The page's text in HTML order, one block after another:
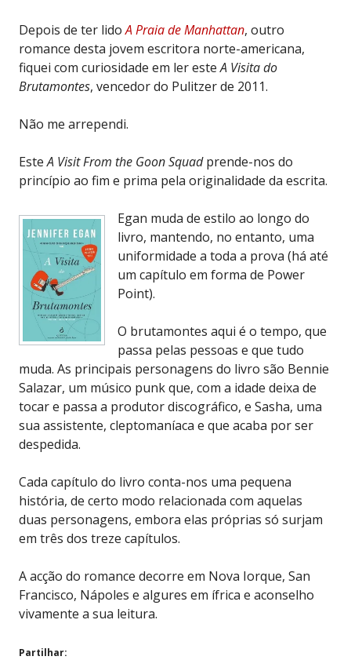
Depois de ter lidoA Praia de Manhattan, outro
romance desta jovem escritora norte-americana,
fiquei com curiosidade em ler esteA Visita do
Brutamontes, vencedor do Pulitzer de 2011.
Não me arrependi.
EsteA Visit From the Goon Squadprende-nos do
princípio ao fim e prima pela originalidade da escrita.
Egan muda de estilo ao longo do
livro, mantendo, no entanto, uma
uniformidade a toda a prova (há até
um capítulo em forma de Power
Point).
O brutamontes aqui é o tempo, que
passa pelas pessoas e que tudo
muda. As principais personagens do livro são Bennie
Salazar, um músico punk que, com a idade deixa de
tocar e passa a produtor discográfico, e Sasha, uma
sua assistente, cleptomaníaca e que acaba por ser
despedida.
Cada capítulo do livro conta-nos uma pequena
história, de certo modo relacionada com aquelas
duas personagens, embora elas próprias só surjam
em três dos treze capítulos.
A acção do romance decorre em Nova Iorque, San
Francisco, Nápoles e algures em ífrica e aconselho
vivamente a sua leitura.
Partilhar: